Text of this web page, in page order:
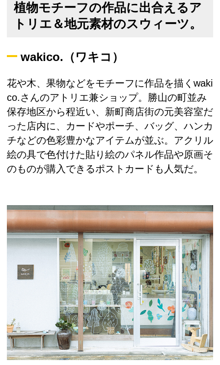
植物モチーフの作品に出合えるア
トリエ＆地元素材のスウィーツ。
wakico.（ワキコ）
花や木、果物などをモチーフに作品を描くwaki
co.さんのアトリエ兼ショップ。勝山の町並み
保存地区から程近い、新町商店街の元美容室だ
った店内に、カードやポーチ、バッグ、ハンカ
チなどの色彩豊かなアイテムが並ぶ。アクリル
絵の具で色付けた貼り絵のパネル作品や原画そ
のものが購入できるポストカードも人気だ。